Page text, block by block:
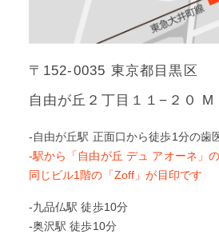
〒152-0035 東京都目黒区
自由が丘２丁目１１−２０
-自由が丘駅 正面口から徒歩1分の歯
-駅から「自由が丘 デュ アオーネ」
同じビル1階の「Zoff」が目印です
-九品仏駅 徒歩10分
-奥沢駅 徒歩10分